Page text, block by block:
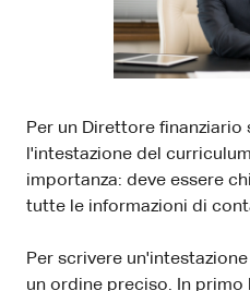
Per un Direttore finanziario
l'intestazione del
importanza: deve essere
tutte le informazioni di
Per scrivere
un ordine preciso. In primo